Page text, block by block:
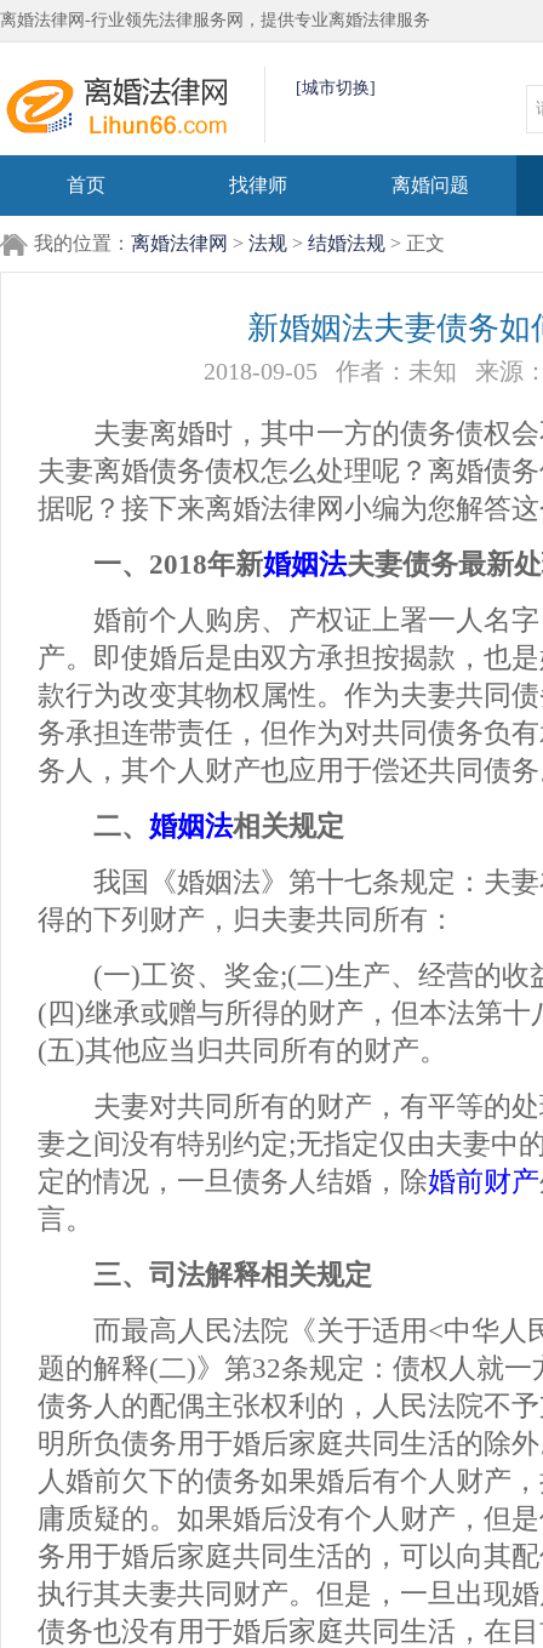
离婚法律网-行业领先法律服务网，提供专业离婚法律服务
[城市切换]
首页 找律师 离婚问题
我的位置： 离婚法律网 > 法规 > 结婚法规 > 正文
新婚姻法夫妻债务如
2018-09-05 作者：未知 来源
夫妻离婚时，其中一方的债务债权会
夫妻离婚债务债权怎么处理呢？离婚债
据呢？接下来离婚法律网小编为您解答
一、2018年新婚姻法夫妻债务最新
婚前个人购房、产权证上署一人名字
产。即使婚后是由双方承担按揭款，也
款行为改变其物权属性。作为夫妻共同
务承担连带责任，但作为对共同债务负
务人，其个人财产也应用于偿还共同债
二、 婚姻法相关规定
我国《婚姻法》第十七条规定：夫妻
得的下列财产，归夫妻共同所有：
(一)工资、奖金;(二)生产、经营的收
(四)继承或赠与所得的财产，但本法第十
(五)其他应当归共同所有的财产。
夫妻对共同所有的财产，有平等的处
妻之间没有特别约定;无指定仅由夫妻中
定的情况，一旦债务人结婚，除婚前财产
言。
三、司法解释相关规定
而最高人民法院《关于适用<中华人
题的解释(二)》第32条规定：债权人就
债务人的配偶主张权利的，人民法院不
明所负债务用于婚后家庭共同生活的除
人婚前欠下的债务如果婚后有个人财产
庸质疑的。如果婚后没有个人财产，但
务用于婚后家庭共同生活的，可以向其
执行其夫妻共同财产。但是，一旦出现
债务也没有用于婚后家庭共同生活，在